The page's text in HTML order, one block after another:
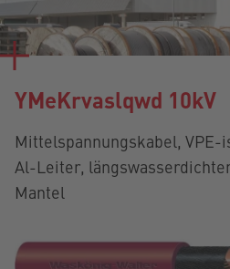
YMeKrvaslqwd 10kV
Mittelspannungskabel,
Al-Leiter,
Mantel